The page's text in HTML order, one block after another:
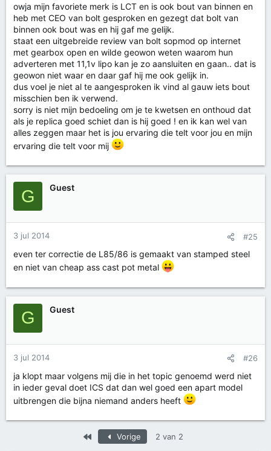
owja mijn favoriete merk is LCT en is ook bout van binnen en
heb met CEO van bolt gesproken en gezegt dat bolt van
binnen ook bout was en hij gaf me gelijk.
staat een uitgebreide review van bolt sopmod op internet
met gearbox open en wilde geowon weten waarom hun
adverteren met 11,1v lipo kan je zo aansluiten en gaan.. dat is
geowon niet waar en daar gaf hij me ook gelijk in.
dus voel je niet al te aangesproken ik vind al gauw iets bout
misschien ben ik verwend.
sorry is niet mijn bedoeling om je te kwetsen en onthoud dat
als je replica goed schiet dan is hij goed ! en ik kan wel van
alles zeggen maar het is jou ervaring die telt voor jou en mijn
ervaring die telt voor mij
G Guest
3 jul 2014 #25
even ter correctie de L85/86 is gemaakt van stamped steel
en niet van cheap ass cast pot metal
G Guest
3 jul 2014 #26
ja klopt maar volgens mij die in het topic genoemd werd niet
in ieder geval doet ICS dat dan wel goed een apart model
uitbrengen die bijna niemand anders heeft
Eerste Vorige 2 van 2